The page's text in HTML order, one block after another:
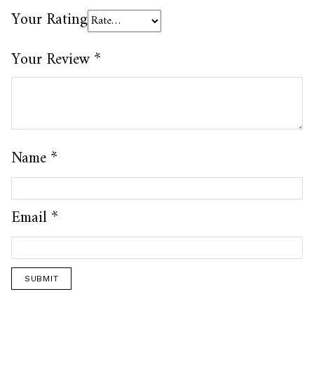
Your Rating
Your Review*
Name*
Email*